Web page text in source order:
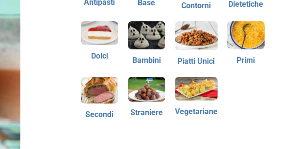
Antipasti Base Contorni Dietetiche
Dolci Bambini Piatti Unici Primi
Secondi Straniere Vegetariane